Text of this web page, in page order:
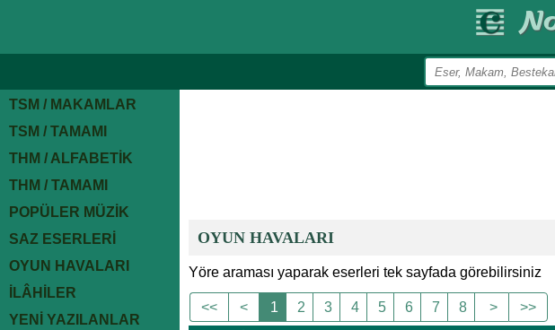
TSM / MAKAMLAR
TSM / TAMAMI
THM / ALFABETİK
THM / TAMAMI
POPÜLER MÜZİK
SAZ ESERLERİ
OYUN HAVALARI
İLÂHİLER
YENİ YAZILANLAR
OYUN HAVALARI
Yöre araması yaparak eserleri tek sayfada görebilirsiniz
<< < 1 2 3 4 5 6 7 8 > >>